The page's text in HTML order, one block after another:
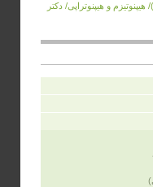
طب مکمل (۵)/ هیپنوتیزم و هیپنوتراپی/ دکتر